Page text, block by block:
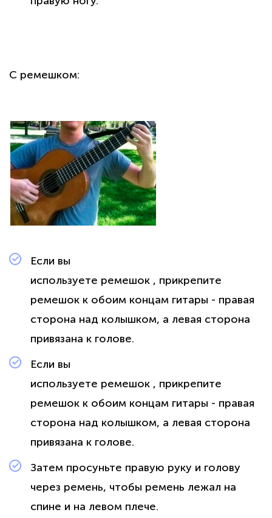
С ремешком:
Если вы
используете ремешок , прикрепите
ремешок к обоим концам гитары - правая
сторона над колышком, а левая сторона
привязана к голове.
Если вы
используете ремешок , прикрепите
ремешок к обоим концам гитары - правая
сторона над колышком, а левая сторона
привязана к голове.
Затем просуньте правую руку и голову
через ремень, чтобы ремень лежал на
спине и на левом плече.